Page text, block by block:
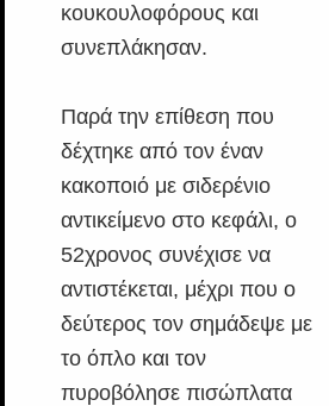
κουκουλοφόρους και
συνεπλάκησαν.
Παρά την επίθεση που
δέχτηκε από τον έναν
κακοποιό με σιδερένιο
αντικείμενο στο κεφάλι, ο
52χρονος συνέχισε να
αντιστέκεται, μέχρι που ο
δεύτερος τον σημάδεψε με
το όπλο και τον
πυροβόλησε πισώπλατα